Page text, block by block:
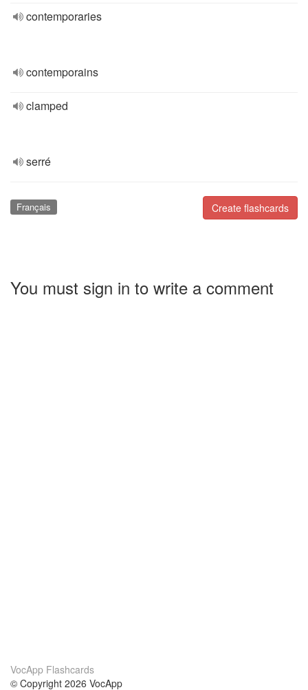
contemporaries
contemporains
clamped
serré
Create flashcards
Français
You must sign in to write a comment
VocApp Flashcards
© Copyright 2026 VocApp